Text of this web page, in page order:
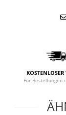
Schlaf
Für Bestellungen